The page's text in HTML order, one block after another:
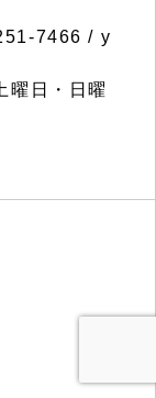
7466 / y
曜日・日曜